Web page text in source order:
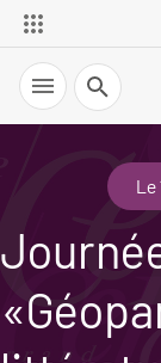
Recherche
Le